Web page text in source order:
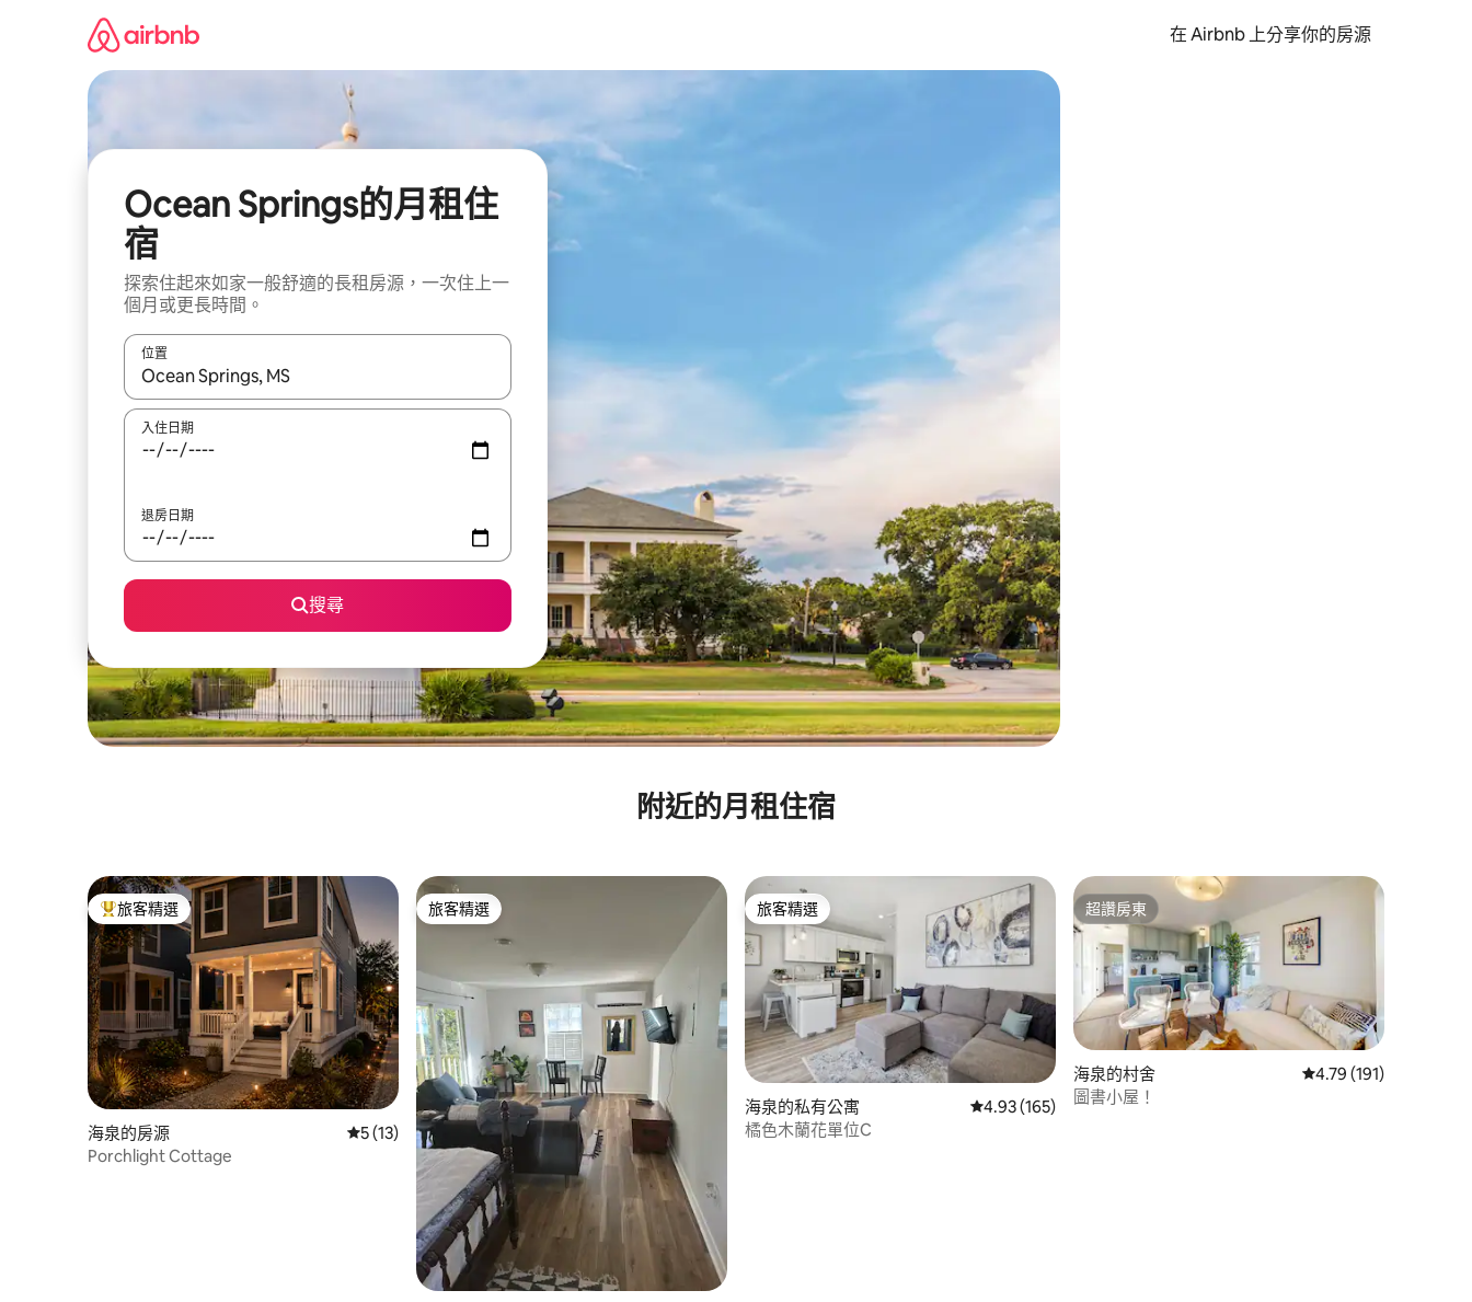
在 Airbnb 上分享你的房源
Ocean Springs的月租住
宿
探索住起來如家一般舒適的長租房源，一次住上一
個月或更長時間。
位置
如有搜尋結果，瀏覽內容時請使用上下箭頭，或輕點、滑動裝置。
入住日期
退房日期
搜尋
附近的月租住宿
旅客精選榜首
旅客精選
海泉的房源 從 13 則評價中獲得 5 的平均評分（滿分 5 分）
5 (13)
Porchlight Cottage
旅客精選
旅客精選 旅客精選
旅客精選
海泉的私有公寓 從 165 則評價中獲得 4.93 的平均評分（滿分 5 分）
4.93 (165)
橘色木蘭花單位C
超讚房東
超讚房東
海泉的村舍 從 191 則評價中獲得
4.79 (191)
圖書小屋！